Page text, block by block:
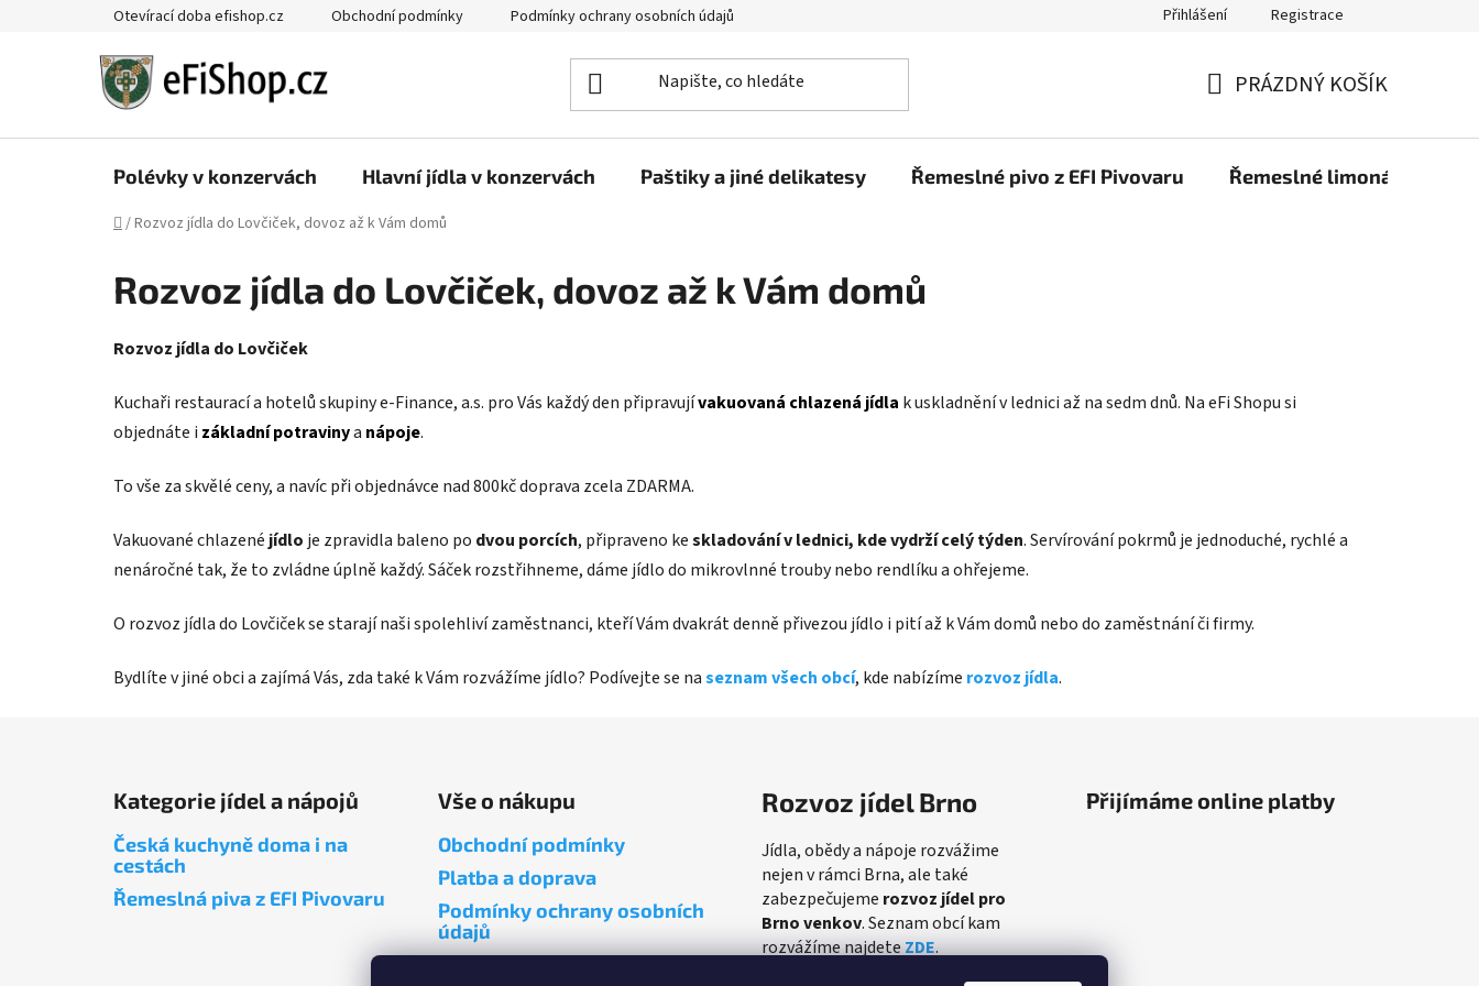
Otevírací doba efishop.cz Obchodní podmínky Podmínky ochrany osobních údajů Přihlášení Registrace
KOŠÍK
PRÁZDNÝ KOŠÍK
Polévky v konzervách Hlavní jídla v konzervách Paštiky a jiné delikatesy Řemeslné pivo z EFI Pivovaru Řemeslné limonády z EFI
Domů
/Rozvoz jídla do Lovčiček, dovoz až k Vám domů
Rozvoz jídla do Lovčiček, dovoz až k Vám domů
Rozvoz jídla do Lovčiček
Kuchaři restaurací a hotelů skupiny e-Finance, a.s. pro Vás každý den připravujívakuovaná chlazená jídla k uskladnění v lednici až na sedm dnů. Na eFi Shopu si
objednáte i základní potravinya nápoje.
To vše za skvělé ceny, a navíc při objednávce nad 800kč doprava zcela ZDARMA.
Vakuované chlazené jídlo je zpravidla baleno po dvou porcích, připraveno keskladování v lednici, kde vydrží celý týden. Servírování pokrmů je jednoduché, rychlé a
nenáročné tak, že to zvládne úplně každý. Sáček rozstřihneme, dáme jídlo do mikrovlnné trouby nebo rendlíku a ohřejeme.
O rozvoz jídla do Lovčiček se starají naši spolehliví zaměstnanci, kteří Vám dvakrát denně přivezou jídlo i pití až k Vám domů nebo do zaměstnání či firmy.
Bydlíte v jiné obci a zajímá Vás, zda také k Vám rozvážíme jídlo? Podívejte se naseznam všech obcí, kde nabízíme rozvoz jídla.
Kategorie jídel a nápojů
Česká kuchyně doma i na
cestách
Řemeslná piva z EFI Pivovaru
Vše o nákupu
Obchodní podmínky
Platba a doprava
Podmínky ochrany osobních
údajů
Rozvoz jídel Brno
Jídla, obědy a nápoje rozvážime
nejen v rámci Brna, ale také
zabezpečujeme rozvoz jídel pro
Brno venkov. Seznam obcí kam
rozvážíme najdeteZDE.
Přijímáme online platby